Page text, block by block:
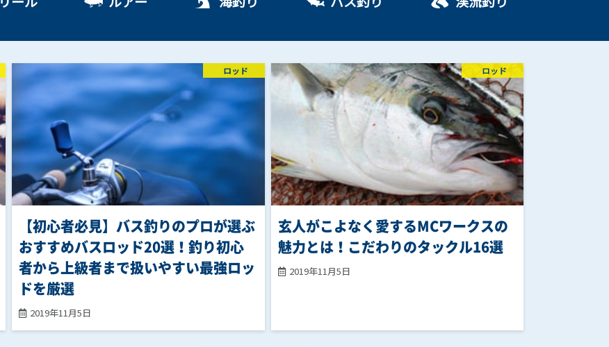
【初心者必見】バス釣りのプロが選ぶ
おすすめバスロッド20選！釣り初心
者から上級者まで扱いやすい最強ロッ
ドを厳選
2019年11月5日
ロッド
玄人がこよなく愛するMCワークスの
魅力とは！こだわりのタックル16選
2019年11月5日
ロッド